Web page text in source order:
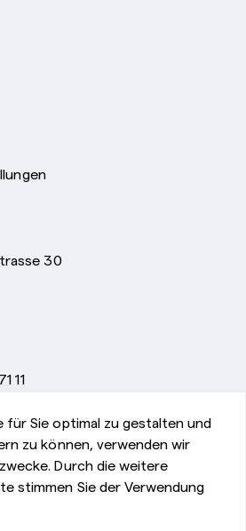
30
11
für Sie optimal zu gestalten und
zu können, verwenden wir
Durch die weitere
stimmen Sie der Verwendung